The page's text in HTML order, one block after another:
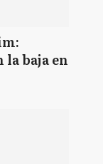
baja en